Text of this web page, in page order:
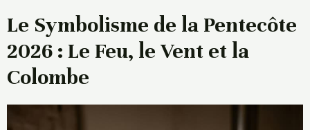
Le Symbolisme de la Pentecôte
2026 : Le Feu, le Vent et la
Colombe